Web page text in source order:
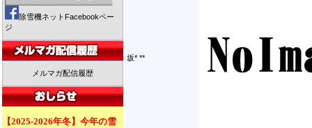
除雪機ネットFacebookペー
ジ
メルマガ配信履歴
【2025-2026年冬】今年の雪
坂* **